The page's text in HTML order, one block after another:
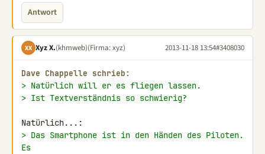
Antwort
XX Xyz X.(khmweb)(Firma: xyz) 2013-11-18 13:54#3408030
Dave Chappelle schrieb:
> Natürlich will er es fliegen lassen.
> Ist Textverständnis so schwierig?
> Das Smartphone ist in den Händen des Piloten.
Es